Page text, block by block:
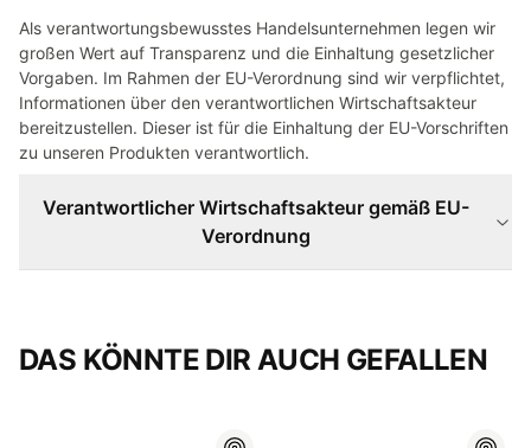
Als verantwortungsbewusstes Handelsunternehmen legen wir
großen Wert auf Transparenz und die Einhaltung gesetzlicher
Vorgaben. Im Rahmen der EU-Verordnung sind wir verpflichtet,
Informationen über den verantwortlichen Wirtschaftsakteur
bereitzustellen. Dieser ist für die Einhaltung der EU-Vorschriften
zu unseren Produkten verantwortlich.
Verantwortlicher Wirtschaftsakteur gemäß EU-
Verordnung
DAS KÖNNTE DIR AUCH GEFALLEN